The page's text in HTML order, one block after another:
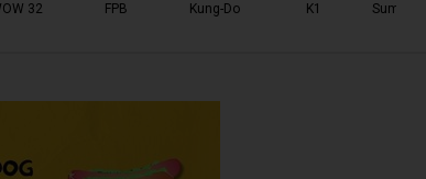
32 FPB Kung-Do K1